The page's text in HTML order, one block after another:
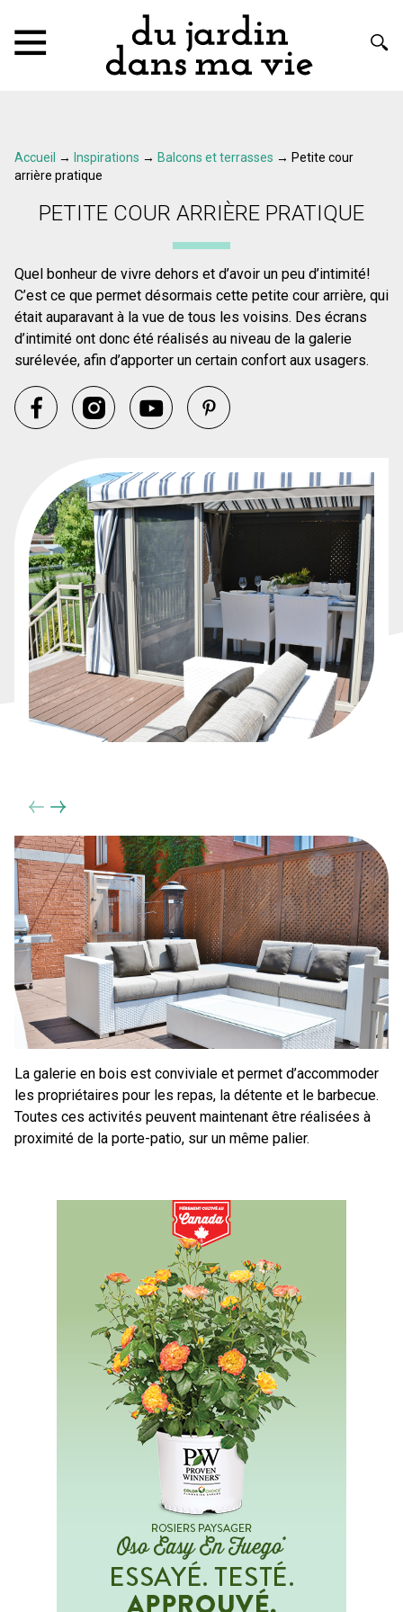
Accueil → Inspirations → Balcons et terrasses → Petite cour
arrière pratique
PETITE COUR ARRIÈRE PRATIQUE
Quel bonheur de vivre dehors et d’avoir un peu d’intimité!
C’est ce que permet désormais cette petite cour arrière, qui
était auparavant à la vue de tous les voisins. Des écrans
d’intimité ont donc été réalisés au niveau de la galerie
surélevée, afin d’apporter un certain confort aux usagers.
La galerie en bois est conviviale et permet d’accommoder
les propriétaires pour les repas, la détente et le barbecue.
Toutes ces activités peuvent maintenant être réalisées à
proximité de la porte-patio, sur un même palier.